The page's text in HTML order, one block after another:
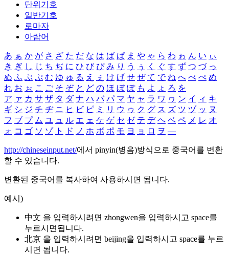
단위기호
일반기호
로마자
아랍어
あ ぁ か が さ ざ た だ な は ば ぱ ま や ゃ ら わ ゎ ん い ぃ
き ぎ し じ ち ぢ に ひ び ぴ み り う ぅ く ぐ す ず つ づ っ
ぬ ふ ぶ ぷ む ゆ ゅ る え ぇ け げ せ ぜ て で ね へ べ ぺ め
れ お ぉ こ ご そ ぞ と ど の ほ ぼ ぽ も よ ょ ろ を
ア ァ カ サ ザ タ ダ ナ ハ バ パ マ ヤ ャ ラ ワ ヮ ン イ ィ キ
ギ シ ジ チ ヂ ニ ヒ ビ ピ ミ リ ウ ゥ ク グ ス ズ ツ ヅ ッ ヌ
フ ブ プ ム ユ ュ ル エ ェ ケ ゲ セ ゼ テ デ ヘ ベ ペ メ レ オ
ォ コ ゴ ソ ゾ ト ド ノ ホ ボ ポ モ ヨ ョ ロ ヲ ―
http://chineseinput.net/에서 pinyin(병음)방식으로 중국어를 변환
할 수 있습니다.
변환된 중국어를 복사하여 사용하시면 됩니다.
예시)
中文 을 입력하시려면 zhongwen을 입력하시고 space를
누르시면됩니다.
北京 을 입력하시려면 beijing을 입력하시고 space를 누르
시면 됩니다.